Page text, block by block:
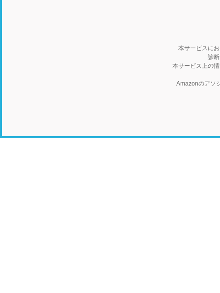
本サービスに
診
本サービス上の
Amazonのアソ